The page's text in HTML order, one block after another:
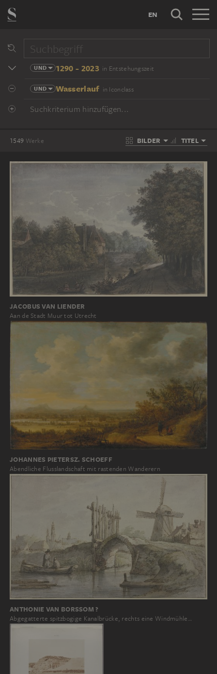
EN
UND 1290 - 2023 in Entstehungszeit
UND Wasserlauf in Iconclass
Suchkriterium hinzufügen...
1549 Werke BILDER TITEL
JACOBUS VAN LIENDER
Aan de Stadt Muur tot Utrecht
JOHANNES PIETERSZ. SCHOEFF
Abendliche Flusslandschaft mit rastenden Wanderern
ANTHONIE VAN BORSSOM ?
Abgegatterte spitzbogige Kanalbrücke, rechts eine Windmühle…